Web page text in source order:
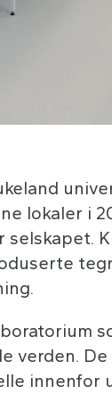
lokaler i
verden. De
innenfor